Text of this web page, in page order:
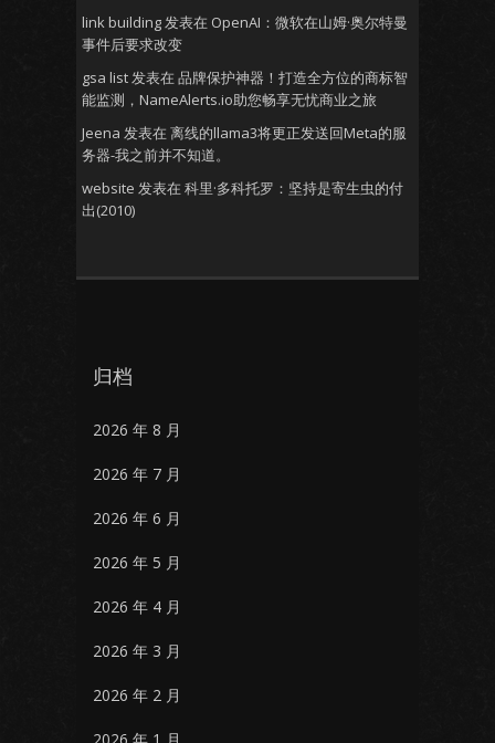
link building发表在 OpenAI：微软在山姆·奥尔特曼
事件后要求改变
gsa list发表在 品牌保护神器！打造全方位的商标智
能监测，NameAlerts.io助您畅享无忧商业之旅
Jeena 发表在 离线的llama3将更正发送回Meta的服
务器-我之前并不知道。
website 发表在 科里·多科托罗：坚持是寄生虫的付
出(2010)
归档
2026 年 8 月
2026 年 7 月
2026 年 6 月
2026 年 5 月
2026 年 4 月
2026 年 3 月
2026 年 2 月